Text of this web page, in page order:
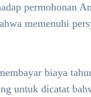
permohonan
memenuhi
biaya
untuk dicatat